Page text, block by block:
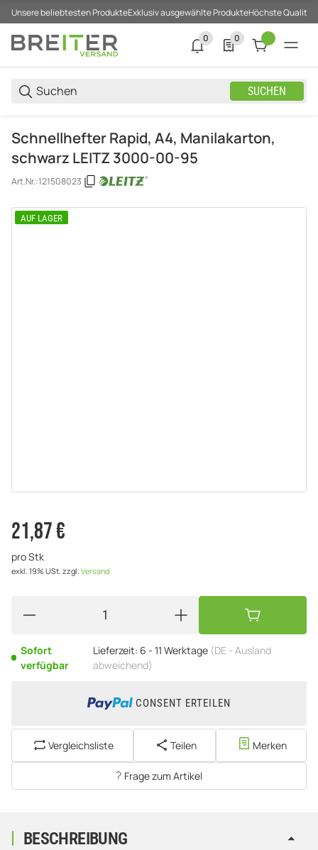
Unsere beliebtesten ProdukteExklusiv ausgewählte ProdukteHöchste Qualität
SUCHEN
0
0 neue Notifizierungen
0
0 Produkte in der
Schnellhefter Rapid, A4, Manilakarton,
schwarz LEITZ 3000-00-95
Art.Nr.:121508023
AUF LAGER
21,87 €
pro Stk
exkl. 19% USt. zzgl. Versand
Sofort
verfügbar
Lieferzeit: 6 - 11 Werktage (DE - Ausland
abweichend)
CONSENT ERTEILEN
Vergleichsliste Teilen Merken
Frage zum Artikel
BESCHREIBUNG